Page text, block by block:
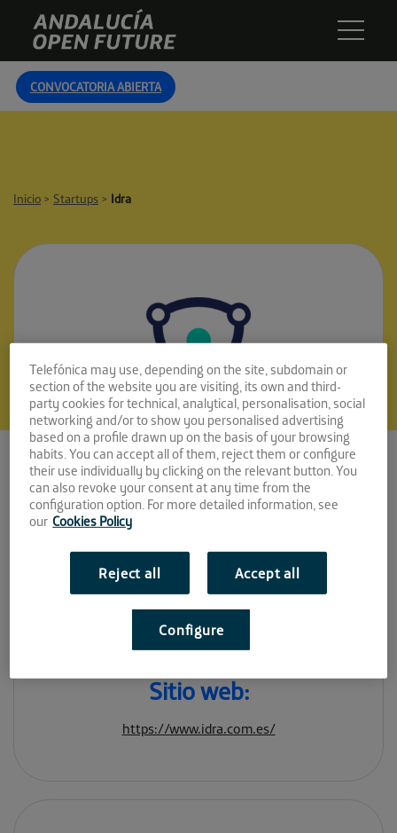
content
Andalucía
Open
Future
CONVOCATORIA ABIERTA
Inicio > Startups > Idra
Idra
Convocatoria:
Abril 2020
Sitio web:
https://www.idra.com.es/
Telefónica may use, depending on the site, subdomain or
section of the website you are visiting, its own and third-
party cookies for technical, analytical, personalisation, social
networking and/or to show you personalised advertising
based on a profile drawn up on the basis of your browsing
habits. You can accept all of them, reject them or configure
their use individually by clicking on the relevant button. You
can also revoke your consent at any time from the
configuration option. For more detailed information, see
our Cookies Policy
Reject all Accept all
Configure